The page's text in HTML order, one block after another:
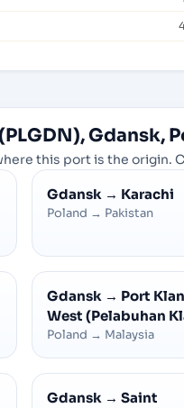
Gdansk,
this port is the origin.
Gdansk → Karachi
Poland → Pakistan
Gdansk → Port
West (Pelabuhan
Poland → Malaysia
Gdansk → Saint